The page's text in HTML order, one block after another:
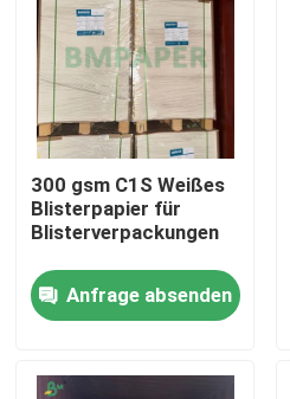
Startseite
300 gsm C1S Weißes
Blisterpapier für
Blisterverpackungen
Anfrage absenden